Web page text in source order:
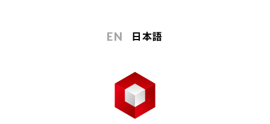
EN 日本語